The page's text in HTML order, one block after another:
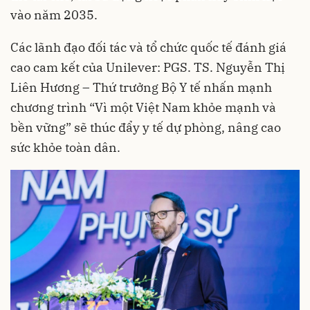
vào năm 2035.
Các lãnh đạo đối tác và tổ chức quốc tế đánh giá
cao cam kết của Unilever: PGS. TS. Nguyễn Thị
Liên Hương – Thứ trưởng Bộ Y tế nhấn mạnh
chương trình “Vì một Việt Nam khỏe mạnh và
bền vững” sẽ thúc đẩy y tế dự phòng, nâng cao
sức khỏe toàn dân.